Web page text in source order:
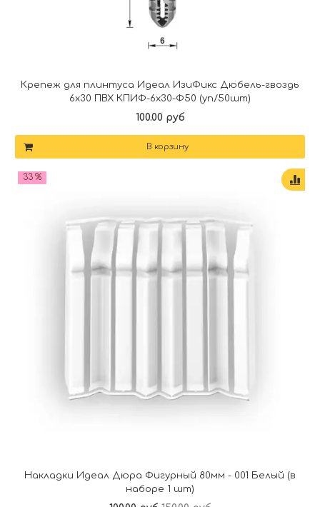
Крепеж для плинтуса Идеал ИзиФикс Дюбель-гвоздь
6х30 ПВХ КПИФ-6х30-Ф50 (уп/50шт)
100.00 руб
В корзину
33 %
Накладки Идеал Дюра Фигурный 80мм - 001 Белый (в
наборе 1 шт)